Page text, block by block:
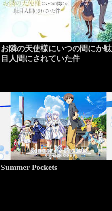
お隣の天使様にいつの間にか駄
目人間にされていた件
Summer Pockets